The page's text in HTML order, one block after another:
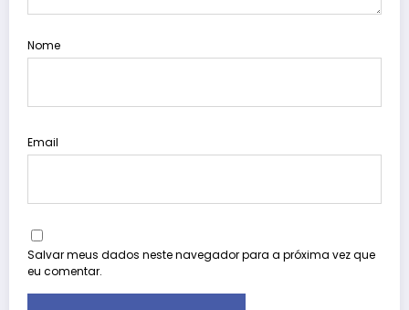
Nome
Email
Salvar meus dados neste navegador para a próxima vez que
eu comentar.